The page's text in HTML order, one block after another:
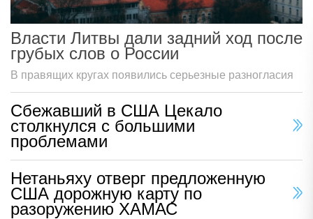
Власти Литвы дали задний ход после
грубых слов о России
В правящих кругах появились серьезные разногласия
Сбежавший в США Цекало
столкнулся с большими
проблемами
Нетаньяху отверг предложенную
США дорожную карту по
разоружению ХАМАС